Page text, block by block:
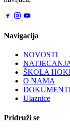
Navigacija
NOVOSTI
ŠKOLA
O NAMA
Ulaznice
Pridruži se